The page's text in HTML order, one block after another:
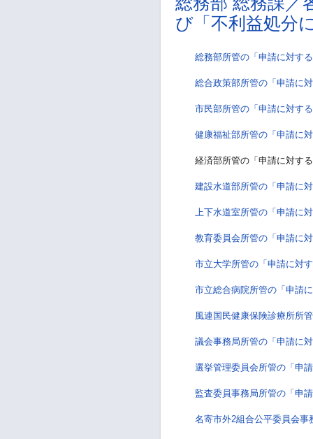
び「不利益処分
総務部所管の「申請に対す
総合政策部所管の「申請に
市民部所管の「申請に対す
健康福祉部所管の「申請に
経済部所管の「申請に対す
建設水道部所管の「申請に
上下水道室所管の「申請に
教育委員会所管の「申請に
市立大学所管の「申請に対
市立総合病院所管の「申請
風連国民健康保険診療所所
議会事務局所管の「申請に
選挙管理委員会所管の「申
監査委員事務局所管の「申
名寄市外2組合公平委員会